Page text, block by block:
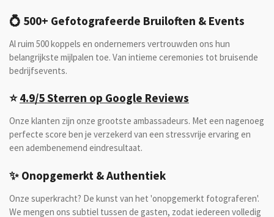
💍 500+ Gefotografeerde Bruiloften & Events
Al ruim 500 koppels en ondernemers vertrouwden ons hun
belangrijkste mijlpalen toe. Van intieme ceremonies tot bruisende
bedrijfsevents.
⭐4.9/5 Sterren op Google Reviews
Onze klanten zijn onze grootste ambassadeurs. Met een nagenoeg
perfecte score ben je verzekerd van een stressvrije ervaring en
een adembenemend eindresultaat.
✨ Onopgemerkt & Authentiek
Onze superkracht? De kunst van het 'onopgemerkt fotograferen'.
We mengen ons subtiel tussen de gasten, zodat iedereen volledig